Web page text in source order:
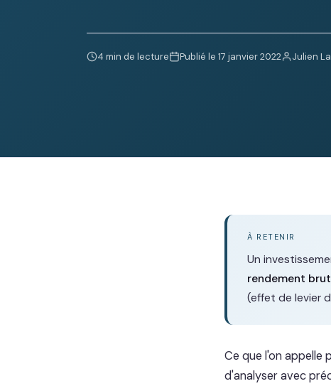
4 min de lecture Publié le 17 janvier 2022 Julien
À RETENIR
Un
rendement brut
(effet de levier
Ce que l'on appelle
d'analyser avec